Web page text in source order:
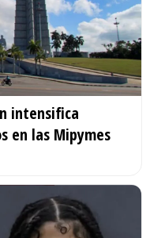
intensifica
en las Mipymes